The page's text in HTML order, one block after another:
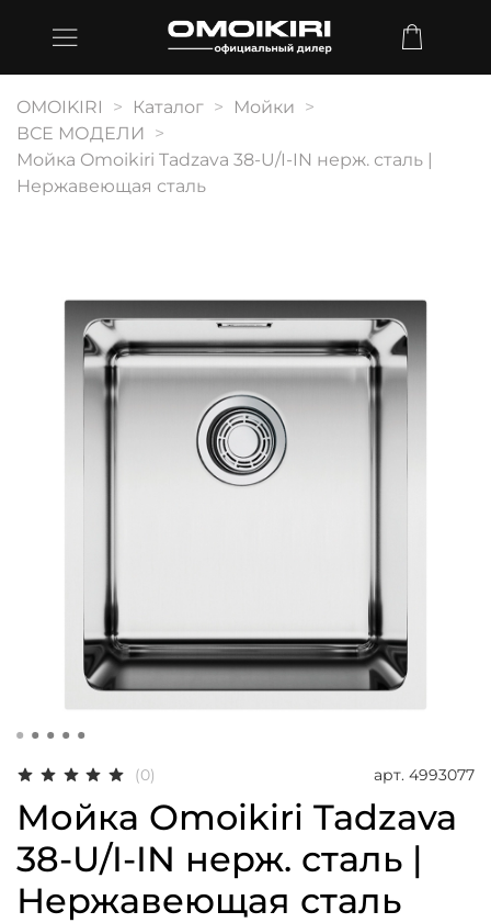
OMOIKIRI Каталог
Мойки
ВСЕ МОДЕЛИ
Мойка Omoikiri Tadzava 38-U/I-IN нерж. сталь |
Нержавеющая сталь
(0) арт. 4993077
Мойка Omoikiri Tadzava
38-U/I-IN нерж. сталь |
Нержавеющая сталь